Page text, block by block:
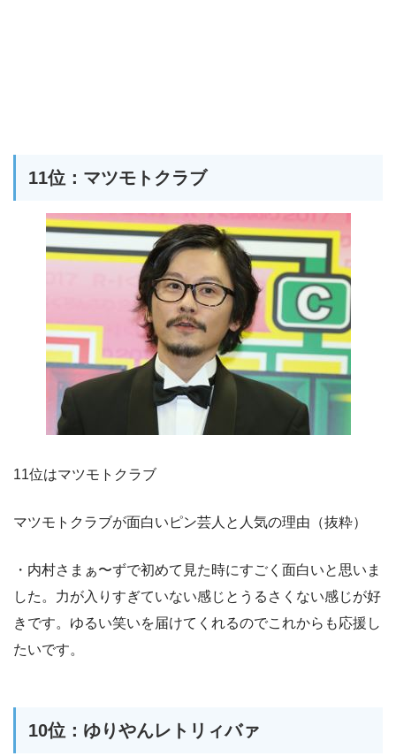
11位：マツモトクラブ
11位はマツモトクラブ
マツモトクラブが面白いピン芸人と人気の理由（抜粋）
・内村さまぁ〜ずで初めて見た時にすごく面白いと思いま
した。力が入りすぎていない感じとうるさくない感じが好
きです。ゆるい笑いを届けてくれるのでこれからも応援し
たいです。
10位：ゆりやんレトリィバァ